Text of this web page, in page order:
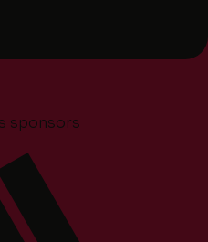
sponsors